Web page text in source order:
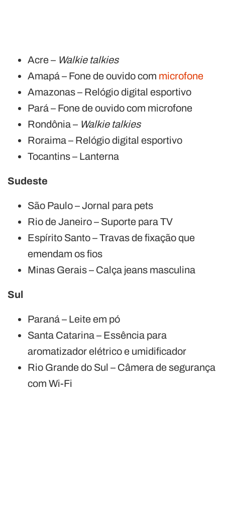
Acre – Walkie talkies
Amapá – Fone de ouvido com microfone
Amazonas – Relógio digital esportivo
Pará – Fone de ouvido com microfone
Rondônia – Walkie talkies
Roraima – Relógio digital esportivo
Tocantins – Lanterna
Sudeste
São Paulo – Jornal para pets
Rio de Janeiro – Suporte para TV
Espírito Santo – Travas de fixação que
emendam os fios
Minas Gerais – Calça jeans masculina
Sul
Paraná – Leite em pó
Santa Catarina – Essência para
aromatizador elétrico e umidificador
Rio Grande do Sul – Câmera de segurança
com Wi-Fi